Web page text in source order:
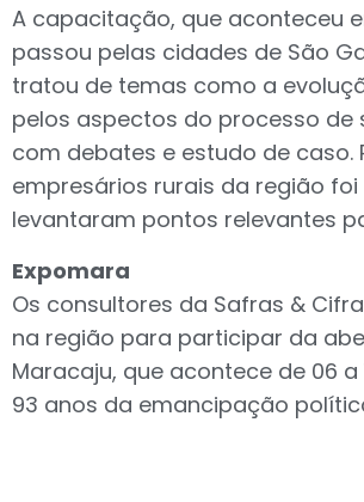
A capacitação, que aconteceu
passou pelas cidades de São
tratou de temas como a
pelos aspectos do processo
com debates e estudo de
empresários rurais da região
levantaram pontos relevantes
Expomara
Os consultores da Safras &
na região para participar da
Maracaju, que acontece de 06
93 anos da emancipação